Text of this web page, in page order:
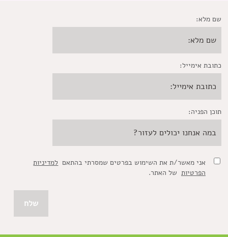
שם מלא:
כתובת אימייל:
תוכן הפניה:
אני מאשר/ת את השימוש בפרטים שמסרתי בהתאם למדיניות
הפרטיותשל האתר.